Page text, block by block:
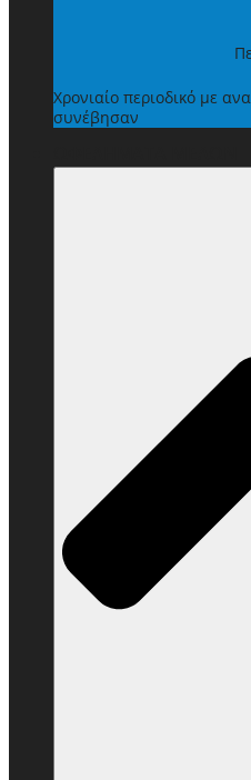
Χρονιαίο περιοδικό με
συνέβησαν